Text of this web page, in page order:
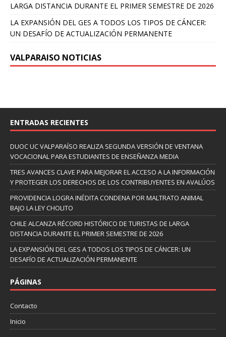
LARGA DISTANCIA DURANTE EL PRIMER SEMESTRE DE 2026
LA EXPANSIÓN DEL GES A TODOS LOS TIPOS DE CÁNCER:
UN DESAFÍO DE ACTUALIZACIÓN PERMANENTE
VALPARAISO NOTICIAS
ENTRADAS RECIENTES
DUOC UC VALPARAÍSO REALIZA SEGUNDA VERSIÓN DE VENTANA
VOCACIONAL PARA ESTUDIANTES DE ENSEÑANZA MEDIA
TRES AVANCES CLAVE PARA MEJORAR EL ACCESO A LA INFORMACIÓN
Y PROTEGER LOS DERECHOS DE LOS CONTRIBUYENTES EN AVALÚOS
PROVIDENCIA LOGRA INÉDITA CONDENA POR MALTRATO ANIMAL
BAJO LA LEY CHOLITO
CHILE ALCANZA RÉCORD HISTÓRICO DE TURISTAS DE LARGA
DISTANCIA DURANTE EL PRIMER SEMESTRE DE 2026
LA EXPANSIÓN DEL GES A TODOS LOS TIPOS DE CÁNCER: UN
DESAFÍO DE ACTUALIZACIÓN PERMANENTE
PÁGINAS
Contacto
Inicio